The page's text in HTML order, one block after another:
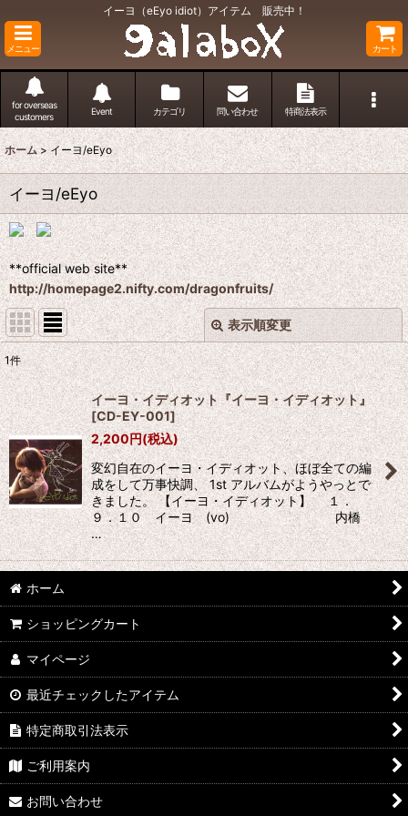
イーヨ（eEyo idiot）アイテム 販売中！
メニュー カート
for overseas
customers
Event カテゴリ 問い合わせ 特商法表示
ホーム > イーヨ/eEyo
イーヨ/eEyo
**official web site**
http://homepage2.nifty.com/dragonfruits/
表示順変更
表示数:
並び順:
絞り込む
閉じる
1件
イーヨ・イディオット『イーヨ・イディオット』
[CD-EY-001]
2,200円(税込)
変幻自在のイーヨ・イディオット、ほぼ全ての編
成をして万事快調、 1st アルバムがようやっとで
きました。 【イーヨ・イディオット】 １．
９．１０ イーヨ (vo) 内橋
…
ホーム
ショッピングカート
マイページ
最近チェックしたアイテム
特定商取引法表示
ご利用案内
お問い合わせ